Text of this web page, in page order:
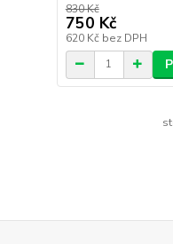
830 Kč
750 Kč
620 Kč bez DPH